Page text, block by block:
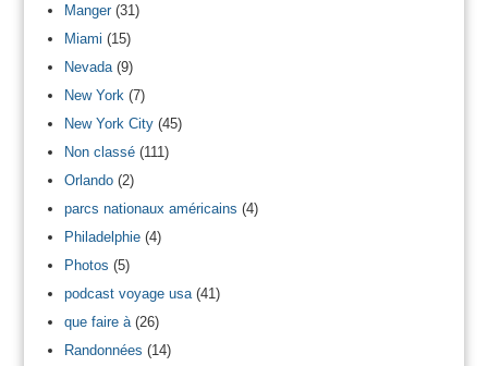
Manger(31)
Miami (15)
Nevada(9)
New York (7)
New York City(45)
Non classé(111)
Orlando(2)
parcs nationaux américains (4)
Philadelphie(4)
Photos (5)
podcast voyage usa(41)
que faire à(26)
Randonnées (14)